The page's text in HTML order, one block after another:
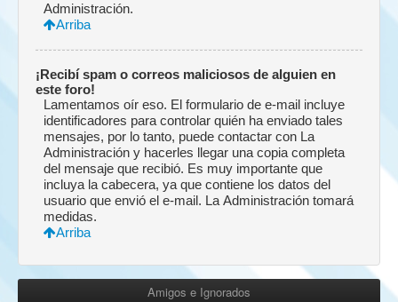
Administración.
Arriba
¡Recibí spam o correos maliciosos de alguien en
este foro!
Lamentamos oír eso. El formulario de e-mail incluye
identificadores para controlar quién ha enviado tales
mensajes, por lo tanto, puede contactar con La
Administración y hacerles llegar una copia completa
del mensaje que recibió. Es muy importante que
incluya la cabecera, ya que contiene los datos del
usuario que envió el e-mail. La Administración tomará
medidas.
Arriba
Amigos e Ignorados